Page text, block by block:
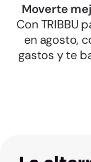
Moverte
Con TRIBBU
en agosto,
gastos y te